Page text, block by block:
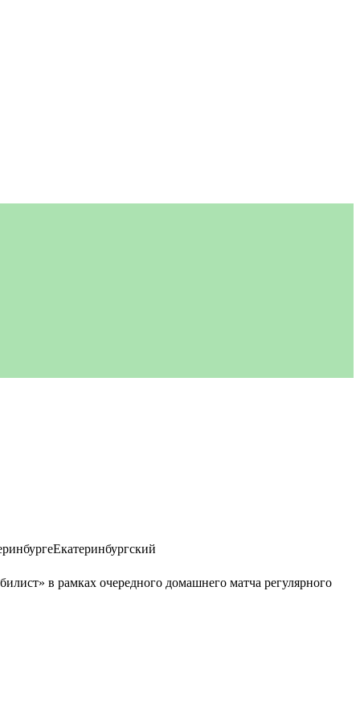
в рамках очередного домашнего матча регулярного